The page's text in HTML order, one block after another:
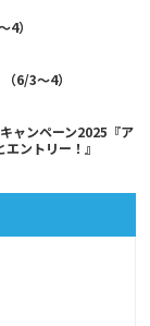
4）
6/3～4）
ャンペーン2025『ア
ントリー！』